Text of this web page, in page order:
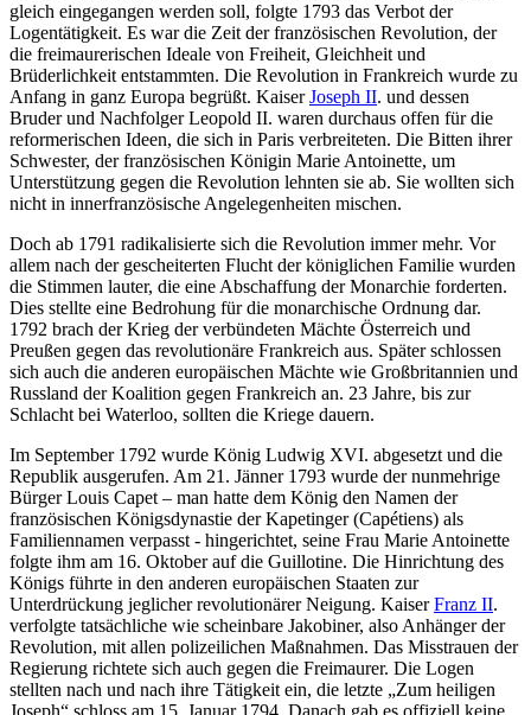
gleich eingegangen werden soll, folgte 1793 das Verbot der
Logentätigkeit. Es war die Zeit der französischen Revolution, der
die freimaurerischen Ideale von Freiheit, Gleichheit und
Brüderlichkeit entstammten. Die Revolution in Frankreich wurde zu
Anfang in ganz Europa begrüßt. KaiserJoseph II. und dessen
Bruder und Nachfolger Leopold II. waren durchaus offen für die
reformerischen Ideen, die sich in Paris verbreiteten. Die Bitten ihrer
Schwester, der französischen Königin Marie Antoinette, um
Unterstützung gegen die Revolution lehnten sie ab. Sie wollten sich
nicht in innerfranzösische Angelegenheiten mischen.
Doch ab 1791 radikalisierte sich die Revolution immer mehr. Vor
allem nach der gescheiterten Flucht der königlichen Familie wurden
die Stimmen lauter, die eine Abschaffung der Monarchie forderten.
Dies stellte eine Bedrohung für die monarchische Ordnung dar.
1792 brach der Krieg der verbündeten Mächte Österreich und
Preußen gegen das revolutionäre Frankreich aus. Später schlossen
sich auch die anderen europäischen Mächte wie Großbritannien und
Russland der Koalition gegen Frankreich an. 23 Jahre, bis zur
Schlacht bei Waterloo, sollten die Kriege dauern.
Im September 1792 wurde König Ludwig XVI. abgesetzt und die
Republik ausgerufen. Am 21. Jänner 1793 wurde der nunmehrige
Bürger Louis Capet – man hatte dem König den Namen der
französischen Königsdynastie der Kapetinger (Capétiens) als
Familiennamen verpasst - hingerichtet, seine Frau Marie Antoinette
folgte ihm am 16. Oktober auf die Guillotine. Die Hinrichtung des
Königs führte in den anderen europäischen Staaten zur
Unterdrückung jeglicher revolutionärer Neigung. KaiserFranz II.
verfolgte tatsächliche wie scheinbare Jakobiner, also Anhänger der
Revolution, mit allen polizeilichen Maßnahmen. Das Misstrauen der
Regierung richtete sich auch gegen die Freimaurer. Die Logen
stellten nach und nach ihre Tätigkeit ein, die letzte „Zum heiligen